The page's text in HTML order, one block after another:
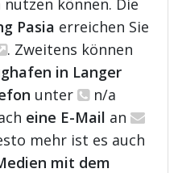
Pasia erreichen Sie
. Zweitens können
in Langer
unter
n/a
eine E-Mail an
mehr ist es auch
mit dem